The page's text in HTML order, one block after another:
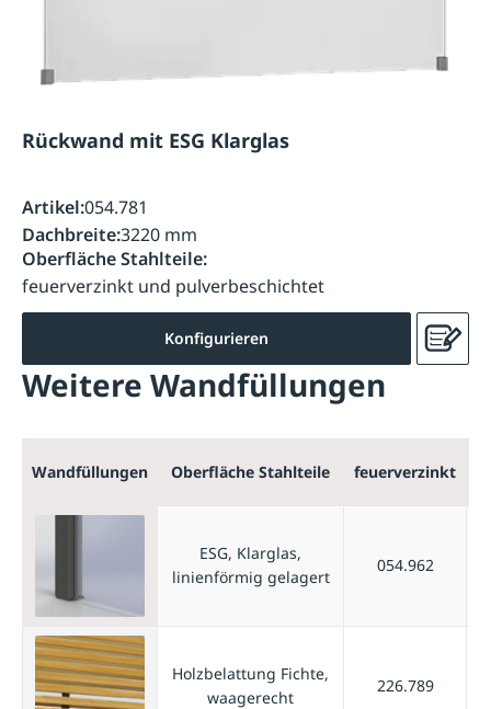
Rückwand mit ESG Klarglas
Artikel:054.781
Dachbreite:3220 mm
Oberfläche Stahlteile:
feuerverzinkt und pulverbeschichtet
Konfigurieren
Weitere Wandfüllungen
Wandfüllungen Oberfläche Stahlteile feuerverzinkt
ESG, Klarglas,
linienförmig gelagert
054.962
Holzbelattung Fichte,
waagerecht
226.789